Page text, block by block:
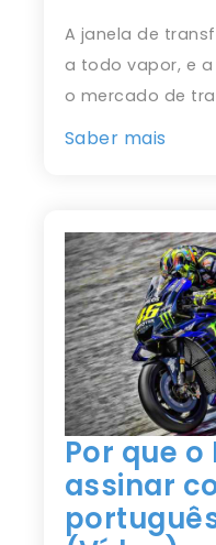
A janela de
a todo vapor, e
o mercado de
Saber mais
Por que
assinar